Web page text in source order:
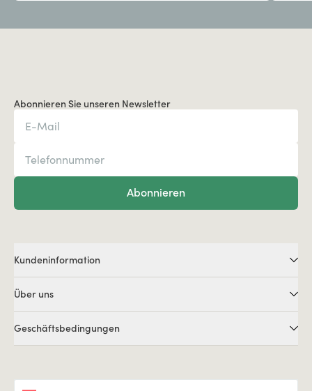
Abonnieren Sie unseren Newsletter
Abonnieren
Kundeninformation
Über uns
Geschäftsbedingungen